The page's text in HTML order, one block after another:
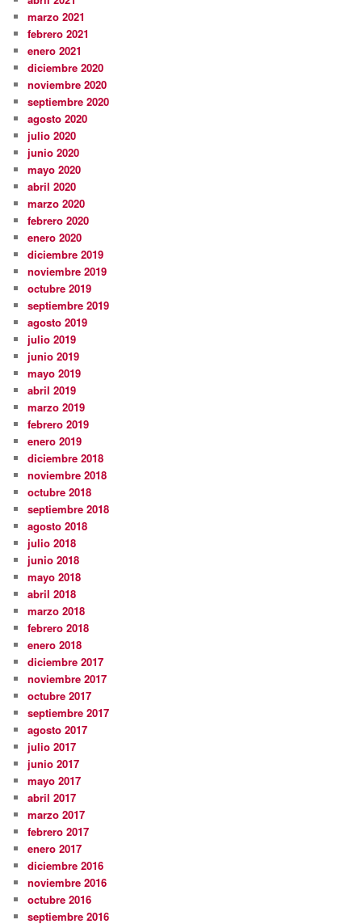
marzo 2021
febrero 2021
enero 2021
diciembre 2020
noviembre 2020
septiembre 2020
agosto 2020
julio 2020
junio 2020
mayo 2020
abril 2020
marzo 2020
febrero 2020
enero 2020
diciembre 2019
noviembre 2019
octubre 2019
septiembre 2019
agosto 2019
julio 2019
junio 2019
mayo 2019
abril 2019
marzo 2019
febrero 2019
enero 2019
diciembre 2018
noviembre 2018
octubre 2018
septiembre 2018
agosto 2018
julio 2018
junio 2018
mayo 2018
abril 2018
marzo 2018
febrero 2018
enero 2018
diciembre 2017
noviembre 2017
octubre 2017
septiembre 2017
agosto 2017
julio 2017
junio 2017
mayo 2017
abril 2017
marzo 2017
febrero 2017
enero 2017
diciembre 2016
noviembre 2016
octubre 2016
septiembre 2016